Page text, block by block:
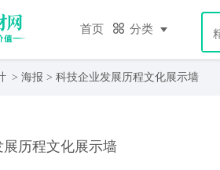
首页 分类
> 海报 > 科技企业发展历程文化展示墙
历程文化展示墙